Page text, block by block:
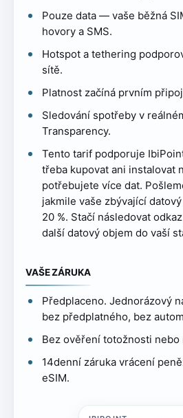
Pouze data — vaše běžná
hovory a SMS.
Hotspot a tethering
sítě.
Platnost začíná prvním
Sledování spotřeby v
Transparency.
Tento tarif podporuje
třeba kupovat ani instalovat
potřebujete více dat.
jakmile vaše zbývající
20 %. Stačí následovat
další datový objem do vaší
VAŠE ZÁRUKA
Předplaceno. Jednorázový
bez předplatného, bez
Bez ověření totožnosti nebo
14denní záruka vrácení
eSIM.